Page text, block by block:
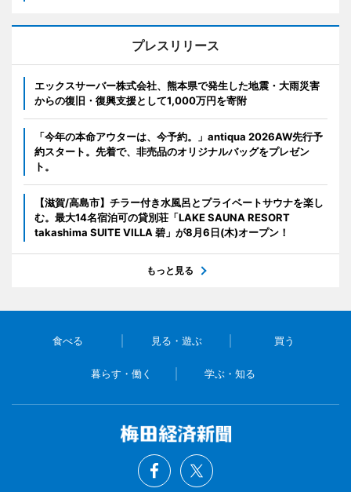
プレスリリース
エックスサーバー株式会社、熊本県で発生した地震・大雨災害
からの復旧・復興支援として1,000万円を寄附
「今年の本命アウターは、今予約。」antiqua 2026AW先行予
約スタート。先着で、非売品のオリジナルバッグをプレゼン
ト。
【滋賀/高島市】チラー付き水風呂とプライベートサウナを楽し
む。最大14名宿泊可の貸別荘「LAKE SAUNA RESORT
takashima SUITE VILLA 碧」が8月6日(木)オープン！
もっと見る
食べる 見る・遊ぶ 買う
暮らす・働く 学ぶ・知る